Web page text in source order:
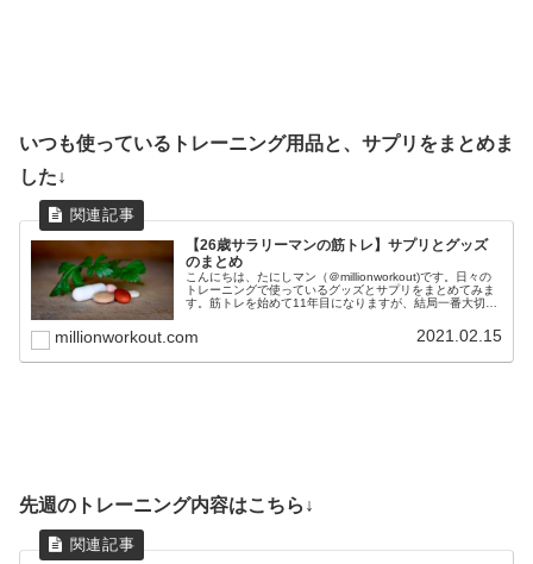
いつも使っているトレーニング用品と、サプリをまとめま
した↓
【26歳サラリーマンの筋トレ】サプリとグッズ
のまとめ
こんにちは、たにしマン（＠millionworkout)です。日々の
トレーニングで使っているグッズとサプリをまとめてみま
す。筋トレを始めて11年目になりますが、結局一番大切な
millionworkout.com 2021.02.15
先週のトレーニング内容はこちら↓